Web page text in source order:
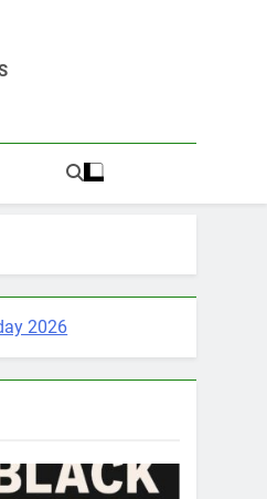
2026